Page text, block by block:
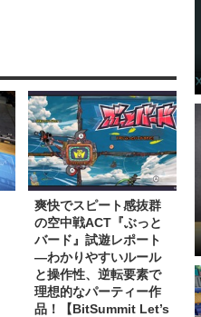
爽快でスピート感抜群
の空中戦ACT『ぶっと
バード』試遊レポート
―わかりやすいルール
と操作性、逆転要素で
理想的なパーティー作
品！【BitSummit Let’s